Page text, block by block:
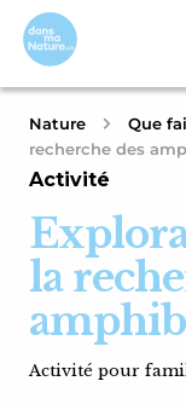
Nature Que
recherche des
Activité
la
Activité pour